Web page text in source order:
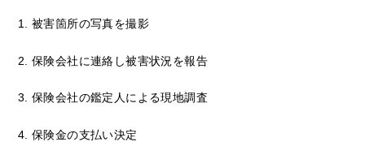
被害箇所の写真を撮影
保険会社に連絡し被害状況を報告
保険会社の鑑定人による現地調査
保険金の支払い決定